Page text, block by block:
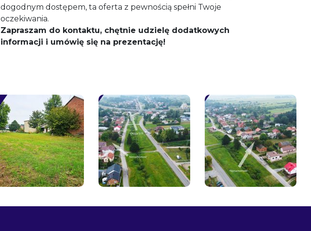
dogodnym dostępem, ta oferta z pewnością spełni Twoje
oczekiwania.
Zapraszam do kontaktu, chętnie udzielę dodatkowych
informacji i umówię się na prezentację!